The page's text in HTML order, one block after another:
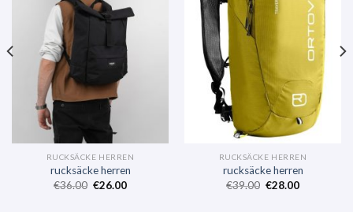
RUCKSÄCKE HERREN
rucksäcke herren
€36.00 €26.00
RUCKSÄCKE HERREN
rucksäcke herren
€39.00 €28.00